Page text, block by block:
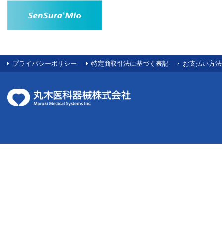
プライバシーポリシー 特定商取引法に基づく表記 お支払い方